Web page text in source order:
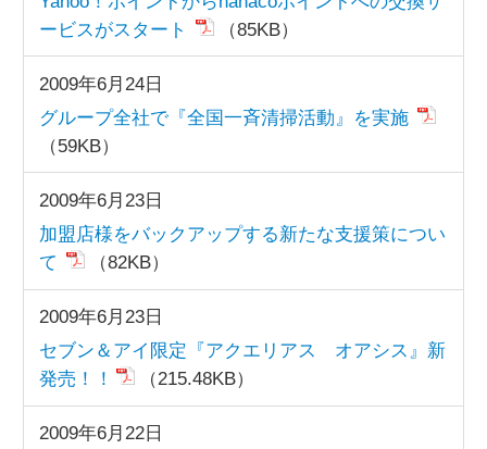
ービスがスタート
（85KB）
2009年6月24日
グループ全社で『全国一斉清掃活動』を実施
（59KB）
2009年6月23日
加盟店様をバックアップする新たな支援策につい
て
（82KB）
2009年6月23日
セブン＆アイ限定『アクエリアス オアシス』新
発売！！
（215.48KB）
2009年6月22日